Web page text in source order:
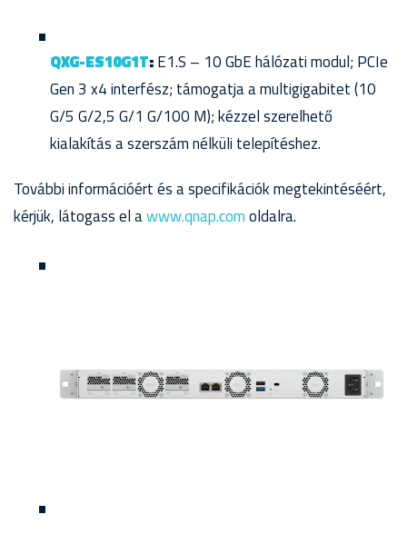
QXG-ES10G1T:E1.S – 10 GbE hálózati modul; PCIe
Gen 3 x4 interfész; támogatja a multigigabitet (10
G/5 G/2,5 G/1 G/100 M); kézzel szerelhető
kialakítás a szerszám nélküli telepítéshez.
További információért és a specifikációk megtekintéséért,
kérjük, látogass el awww.qnap.comoldalra.